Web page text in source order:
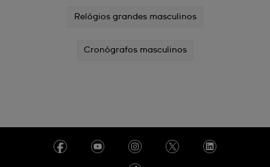
Relógios grandes masculinos
Cronógrafos masculinos